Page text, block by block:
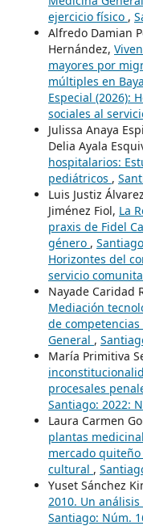
ejercicio físico ,
Alfredo Damian
Hernández,
mayores por
múltiples en
Especial (2026):
sociales al
Julissa Anaya
Delia Ayala
hospitalarios:
pediátricos ,
Luis Justiz
Jiménez Fiol, La
praxis de Fidel
género ,
Horizontes del
servicio
Nayade Caridad
Mediación
de
General ,
María Primitiva
procesales
Santiago: 2022:
Laura Carmen
plantas
mercado
cultural ,
Yuset Sánchez
2010. Un
Santiago: Núm.